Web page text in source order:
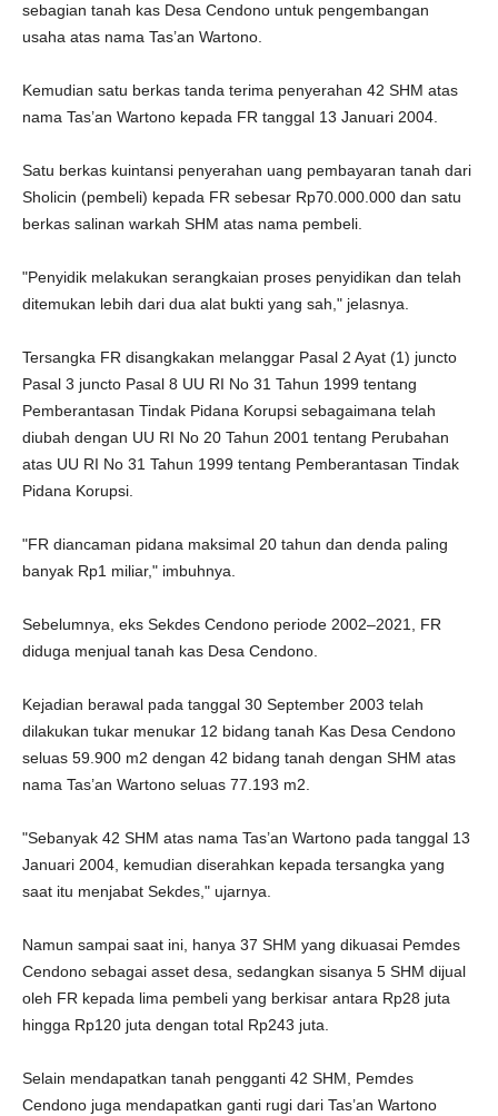
sebagian tanah kas Desa Cendono untuk pengembangan
usaha atas nama Tas’an Wartono.
Kemudian satu berkas tanda terima penyerahan 42 SHM atas
nama Tas’an Wartono kepada FR tanggal 13 Januari 2004.
Satu berkas kuintansi penyerahan uang pembayaran tanah dari
Sholicin (pembeli) kepada FR sebesar Rp70.000.000 dan satu
berkas salinan warkah SHM atas nama pembeli.
"Penyidik melakukan serangkaian proses penyidikan dan telah
ditemukan lebih dari dua alat bukti yang sah," jelasnya.
Tersangka FR disangkakan melanggar Pasal 2 Ayat (1) juncto
Pasal 3 juncto Pasal 8 UU RI No 31 Tahun 1999 tentang
Pemberantasan Tindak Pidana Korupsi sebagaimana telah
diubah dengan UU RI No 20 Tahun 2001 tentang Perubahan
atas UU RI No 31 Tahun 1999 tentang Pemberantasan Tindak
Pidana Korupsi.
"FR diancaman pidana maksimal 20 tahun dan denda paling
banyak Rp1 miliar," imbuhnya.
Sebelumnya, eks Sekdes Cendono periode 2002–2021, FR
diduga menjual tanah kas Desa Cendono.
Kejadian berawal pada tanggal 30 September 2003 telah
dilakukan tukar menukar 12 bidang tanah Kas Desa Cendono
seluas 59.900 m2 dengan 42 bidang tanah dengan SHM atas
nama Tas’an Wartono seluas 77.193 m2.
"Sebanyak 42 SHM atas nama Tas’an Wartono pada tanggal 13
Januari 2004, kemudian diserahkan kepada tersangka yang
saat itu menjabat Sekdes," ujarnya.
Namun sampai saat ini, hanya 37 SHM yang dikuasai Pemdes
Cendono sebagai asset desa, sedangkan sisanya 5 SHM dijual
oleh FR kepada lima pembeli yang berkisar antara Rp28 juta
hingga Rp120 juta dengan total Rp243 juta.
Selain mendapatkan tanah pengganti 42 SHM, Pemdes
Cendono juga mendapatkan ganti rugi dari Tas’an Wartono